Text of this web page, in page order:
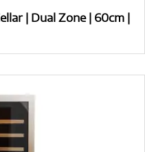
| Dual Zone | 60cm |